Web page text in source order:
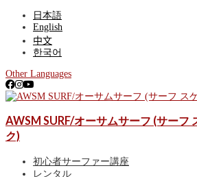
日本語
English
中文
한국어
Other Languages
AWSM SURF/オーサムサー
ト オーガニック)
プ。アルメリックやJSサーフボードなど常
ンタル、初心者向けサーフィン体験、有名
AWSM SURF/オーサムサーフ (サーフ
ク)
初心者サーファー講座
レンタル